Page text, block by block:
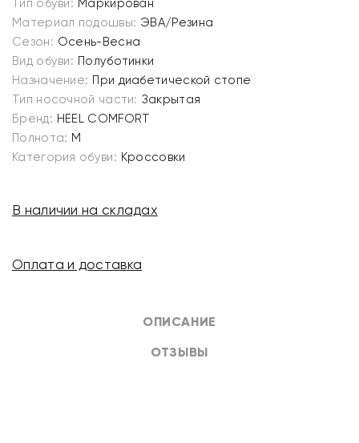
ОПИСАНИЕ
ОТЗЫВЫ
Тип обуви: Маркирован
Материал подошвы: ЭВА/Резина
Сезон: Осень-Весна
Вид обуви: Полуботинки
Назначение: При диабетической стопе
Тип носочной части: Закрытая
Бренд: HEEL COMFORT
Полнота: M
Категория обуви: Кроссовки
В наличии на складах
Оплата и доставка